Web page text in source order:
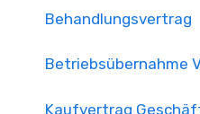
Behandlungsvertrag
Betriebsübernahme
Kaufvertrag